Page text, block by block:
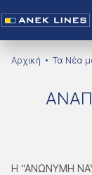
Αρχική Τα Νέα
Η “ΑΝΩΝΥΜΗ